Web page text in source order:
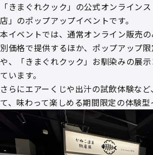
「きまぐれクック」の公式オンライン
店」のポップアップイベントです。
本イベントでは、通常オンライン販売
別価格で提供するほか、ポップアップ
や、「きまぐれクック」お馴染みの展
ています。
さらにエアーくじや出汁の試飲体験な
て、味わって楽しめる期間限定の体験型